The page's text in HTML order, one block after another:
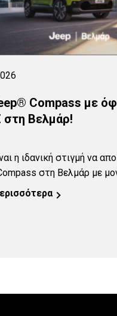
Compass με
στη Βελμάρ!
η ιδανική στιγμή να
στη Βελμάρ με
σχεδιασμό, προηγμένη
στην